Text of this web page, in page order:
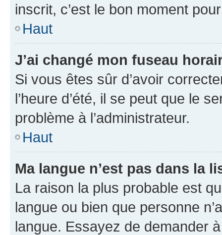
inscrit, c’est le bon moment
Haut
J’ai changé mon fuseau
Si vous êtes sûr d’avoir
l’heure d’été, il se peut que le
problème à l’administrateur.
Haut
Ma langue n’est pas dans la
La raison la plus probable est
langue ou bien que personne
langue. Essayez de demander